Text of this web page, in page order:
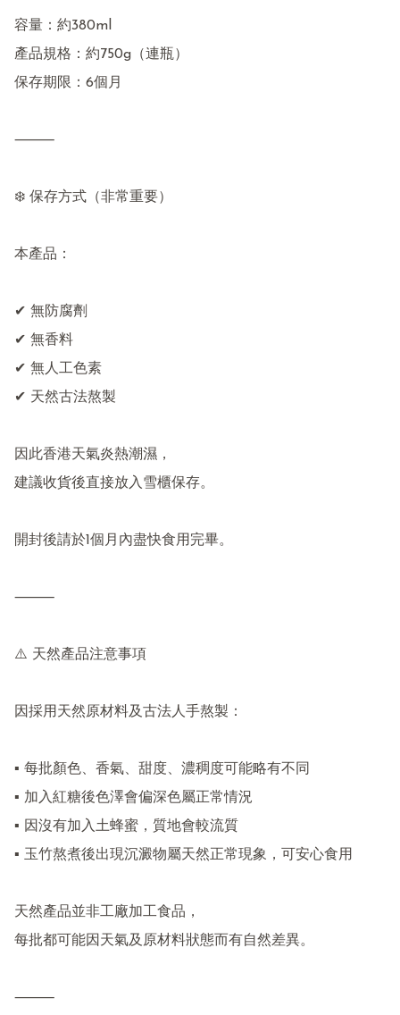
容量：約380ml
產品規格：約750g（連瓶）
保存期限：6個月
⸻
❄️ 保存方式（非常重要）
本產品：
✔ 無防腐劑
✔ 無香料
✔ 無人工色素
✔ 天然古法熬製
因此香港天氣炎熱潮濕，
建議收貨後直接放入雪櫃保存。
開封後請於1個月內盡快食用完畢。
⸻
⚠️ 天然產品注意事項
因採用天然原材料及古法人手熬製：
▪ 每批顏色、香氣、甜度、濃稠度可能略有不同
▪ 加入紅糖後色澤會偏深色屬正常情況
▪ 因沒有加入土蜂蜜，質地會較流質
▪ 玉竹熬煮後出現沉澱物屬天然正常現象，可安心食用
天然產品並非工廠加工食品，
每批都可能因天氣及原材料狀態而有自然差異。
⸻